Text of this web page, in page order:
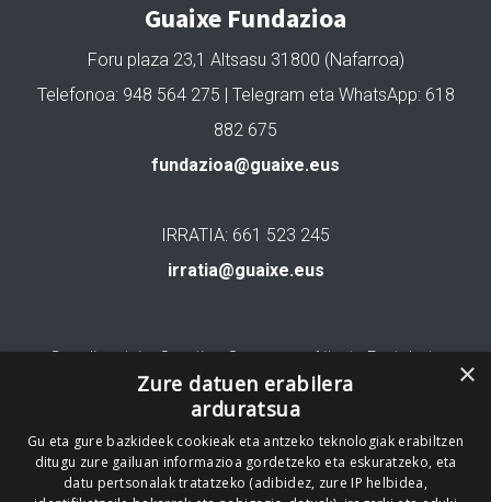
Guaixe Fundazioa
Foru plaza 23,1 Altsasu 31800 (Nafarroa)
Telefonoa: 948 564 275 | Telegram eta WhatsApp: 618
882 675
fundazioa@guaixe.eus
IRRATIA: 661 523 245
irratia@guaixe.eus
Gure lizentzia: Creative Commons Aitortu Partekatu
Codesyntaxek garatua
×
Zure datuen erabilera
arduratsua
Gu eta gure bazkideek cookieak eta antzeko teknologiak erabiltzen
ditugu zure gailuan informazioa gordetzeko eta eskuratzeko, eta
datu pertsonalak tratatzeko (adibidez, zure IP helbidea,